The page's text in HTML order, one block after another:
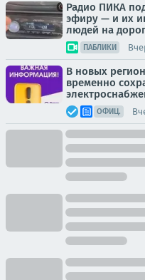
Радио ПИКА
эфиру — и их
людей на
ПАБЛИКИ
В новых
временно
ОФИЦ.